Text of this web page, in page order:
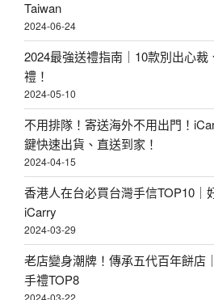
Taiwan
2024-06-24
2024最強送禮指南｜10款別出心
禮！
2024-05-10
不用排隊！寄送海外不用出門！
鍵快速出貨、直送到家！
2024-04-15
香港人在台必買台灣手信TOP10｜
iCarry
2024-03-29
老店變身潮牌！傳承五代百年餅店
手禮TOP8